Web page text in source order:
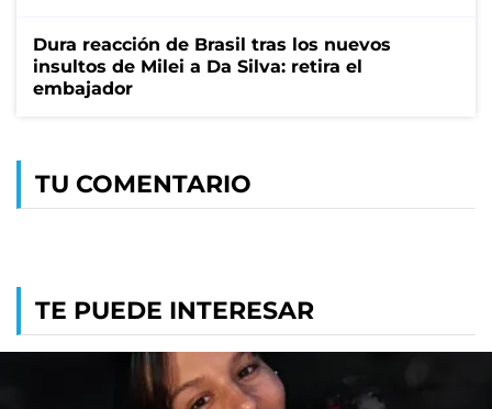
Dura reacción de Brasil tras los nuevos
insultos de Milei a Da Silva: retira el
embajador
TU COMENTARIO
TE PUEDE INTERESAR